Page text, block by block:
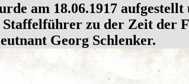
am 18.06.1917
Staffelführer zu der Zeit der
Georg Schlenker.